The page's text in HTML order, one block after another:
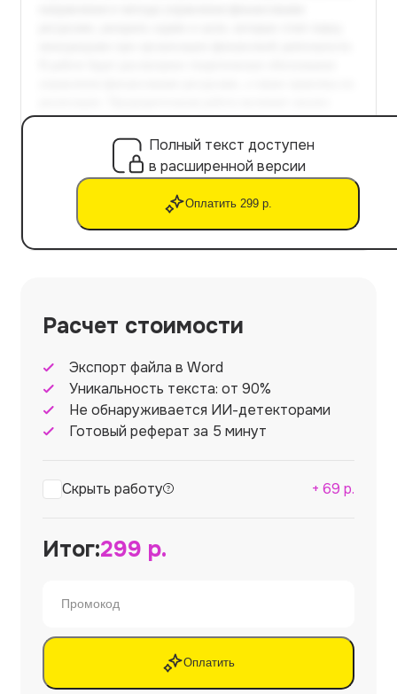
Полный текст доступен
в расширенной версии
Оплатить 299 р.
Расчет стоимости
Экспорт файла в Word
Уникальность текста: от 90%
Не обнаруживается ИИ-детекторами
Готовый реферат за 5 минут
Скрыть работу + 69 р.
Итог:299 р.
Оплатить